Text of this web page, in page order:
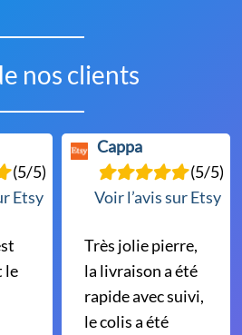
être
la
page
du
nos clients
(5/5)
Etsy
le
Cappa
(5/5)
Voir l’avis sur Etsy
Très jolie pierre,
la livraison a été
rapide avec suivi,
le colis a été